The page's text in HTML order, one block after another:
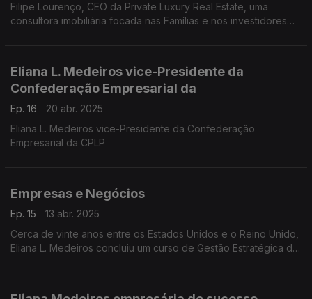
Filipe Lourenço, CEO da Private Luxury Real Estate, uma
consultora imobiliária focada nas Famílias e nos investidores
Eliana L. Medeiros vice-Presidente da
Confederação Empresarial da
Ep. 16
20 abr. 2025
Eliana L. Medeiros vice-Presidente da Confederação
Empresarial da CPLP
Empresas e Negócios
Ep. 15
13 abr. 2025
Cerca de vinte anos entre os Estados Unidos e o Reino Unido,
Eliana L. Medeiros concluiu um curso de Gestão Estratégica de